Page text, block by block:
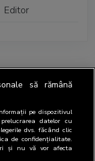
Editor
să rămână
pe dispozitivul
datelor cu
dvs. făcând clic
de confidențialitate.
și nu vă vor afecta